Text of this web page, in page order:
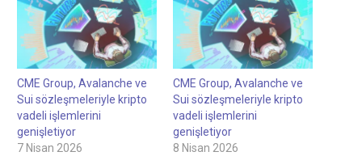
CME Group, Avalanche ve
Sui sözleşmeleriyle kripto
vadeli işlemlerini
genişletiyor
7 Nisan 2026
CME Group, Avalanche ve
Sui sözleşmeleriyle kripto
vadeli işlemlerini
genişletiyor
8 Nisan 2026